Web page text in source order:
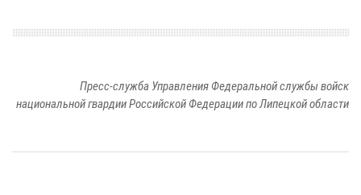
Пресс-служба Управления Федеральной службы войск
национальной гвардии Российской Федерации по Липецкой области